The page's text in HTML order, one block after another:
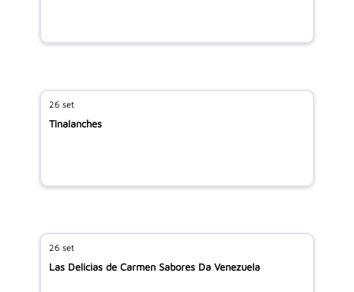
26 set
Tinalanches
26 set
Las Delicias de Carmen Sabores Da Venezuela